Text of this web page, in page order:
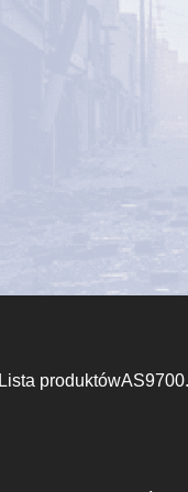
Lista produktówAS9700.